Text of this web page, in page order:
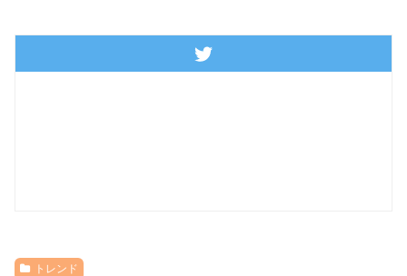
トレンド